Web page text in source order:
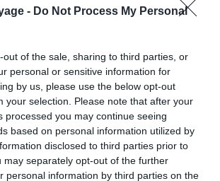
- Do Not Process My Personal
out of the sale, sharing to third parties, or
personal or sensitive information for
by us, please use the below opt-out
your selection. Please note that after your
processed you may continue seeing
based on personal information utilized by
disclosed to third parties prior to
may separately opt-out of the further
personal information by third parties on the
plusieurs arrêts dans des adresses
à proximité, prélassez-vous dans la
de luxe – immeuble
Voir ce logement